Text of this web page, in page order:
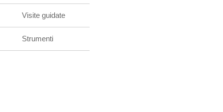
Visite guidate
Strumenti